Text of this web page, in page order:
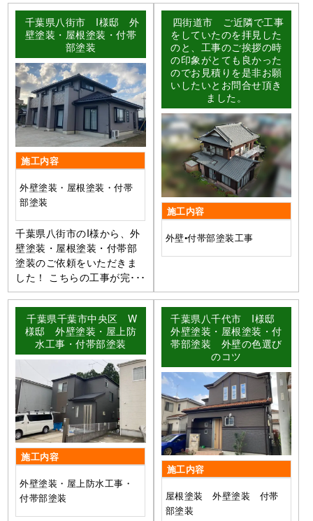
千葉県八街市 I様邸 外
壁塗装・屋根塗装・付帯
部塗装
施工内容
外壁塗装・屋根塗装・付帯
部塗装
千葉県八街市のI様から、外
壁塗装・屋根塗装・付帯部
塗装のご依頼をいただきま
した！ こちらの工事が完･･･
四街道市 ご近隣で工事
をしていたのを拝見した
のと、工事のご挨拶の時
の印象がとても良かった
のでお見積りを是非お願
いしたいとお問合せ頂き
ました。
施工内容
外壁•付帯部塗装工事
千葉県千葉市中央区 W
様邸 外壁塗装・屋上防
水工事・付帯部塗装
施工内容
外壁塗装・屋上防水工事・
付帯部塗装
千葉県八千代市 I様邸
外壁塗装・屋根塗装・付
帯部塗装 外壁の色選び
のコツ
施工内容
屋根塗装 外壁塗装 付帯
部塗装